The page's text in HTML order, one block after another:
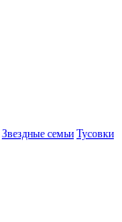
Звездные семьи Тусовки